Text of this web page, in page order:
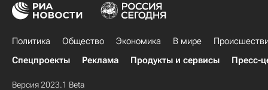
Политика Общество Экономика В мире
Спецпроекты
Реклама Продукты и сервисы Пресс-
Версия 2023.1 Beta